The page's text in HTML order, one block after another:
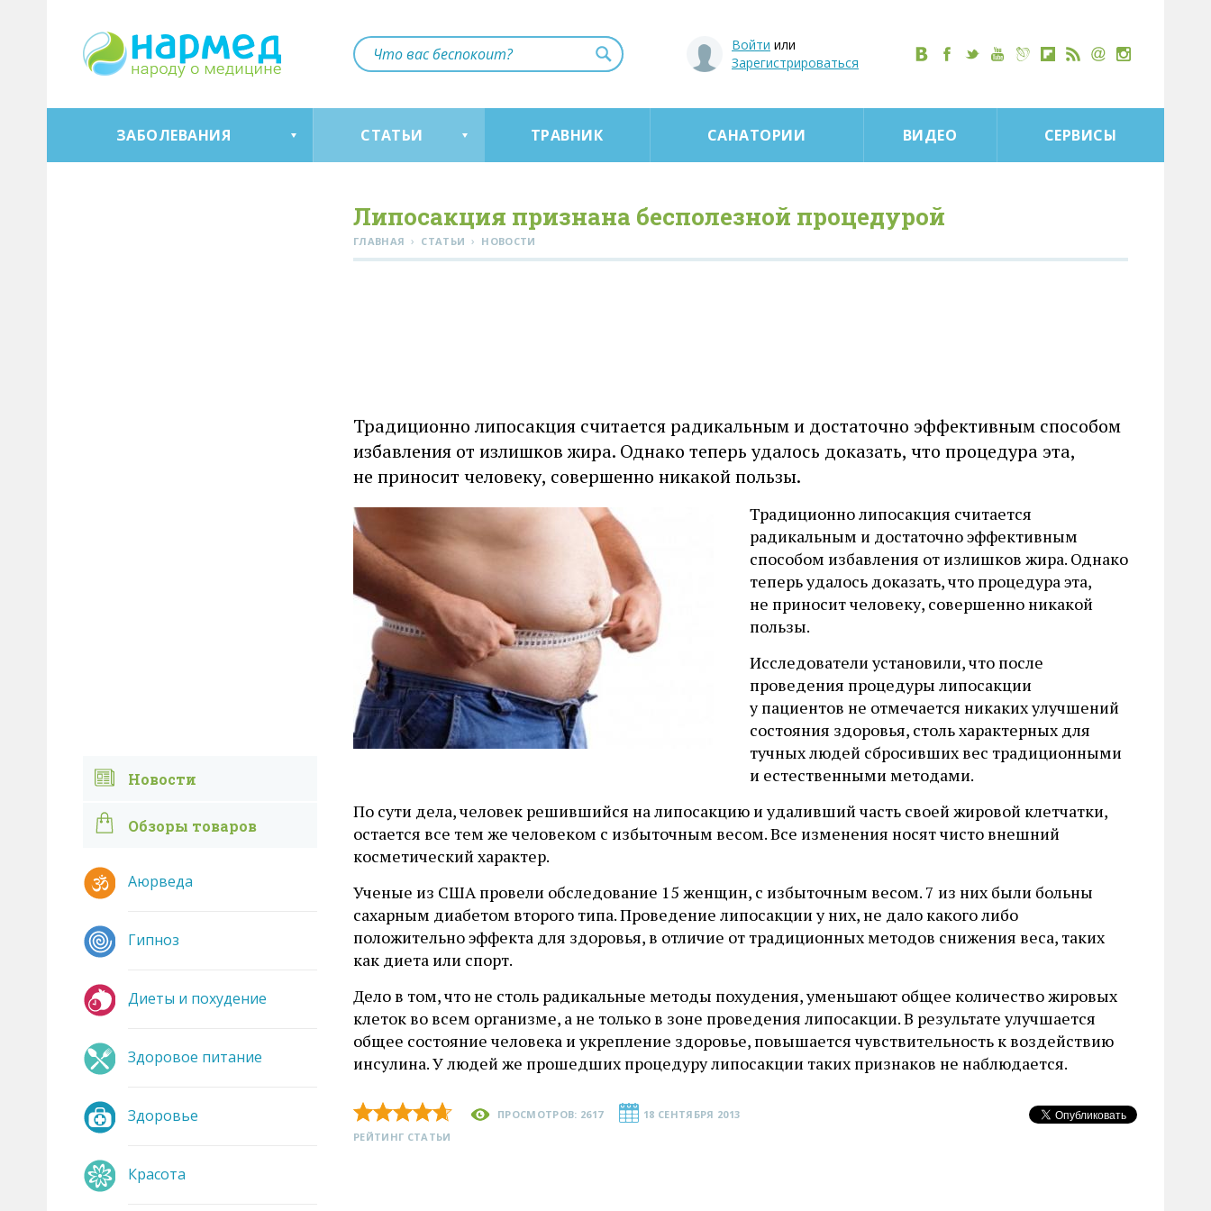
Войти или
Зарегистрироваться
ЗАБОЛЕВАНИЯ СТАТЬИ ТРАВНИК САНАТОРИИ ВИДЕО СЕРВИСЫ
Липосакция признана бесполезной процедурой
ГЛАВНАЯ › СТАТЬИ › НОВОСТИ
Традиционно липосакция считается радикальным и достаточно эффективным способом
избавления от излишков жира. Однако теперь удалось доказать, что процедура эта,
не приносит человеку, совершенно никакой пользы.
Традиционно липосакция считается
радикальным и достаточно эффективным
способом избавления от излишков жира. Однако
теперь удалось доказать, что процедура эта,
не приносит человеку, совершенно никакой
пользы.
Исследователи установили, что после
проведения процедуры липосакции
у пациентов не отмечается никаких улучшений
состояния здоровья, столь характерных для
тучных людей сбросивших вес традиционными
и естественными методами.
По сути дела, человек решившийся на липосакцию и удаливший часть своей жировой клетчатки,
остается все тем же человеком с избыточным весом. Все изменения носят чисто внешний
косметический характер.
Ученые из США провели обследование 15 женщин, с избыточным весом. 7 из них были больны
сахарным диабетом второго типа. Проведение липосакции у них, не дало какого либо
положительно эффекта для здоровья, в отличие от традиционных методов снижения веса, таких
как диета или спорт.
Дело в том, что не столь радикальные методы похудения, уменьшают общее количество жировых
клеток во всем организме, а не только в зоне проведения липосакции. В результате улучшается
общее состояние человека и укрепление здоровье, повышается чувствительность к воздействию
инсулина. У людей же прошедших процедуру липосакции таких признаков не наблюдается.
РЕЙТИНГ СТАТЬИ
ПРОСМОТРОВ: 2617 18 СЕНТЯБРЯ 2013
Новости
Обзоры товаров
Аюрведа
Гипноз
Диеты и похудение
Здоровое питание
Здоровье
Красота